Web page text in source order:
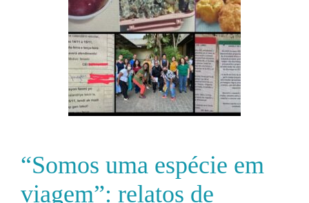
“Somos uma espécie em
viagem”: relatos de